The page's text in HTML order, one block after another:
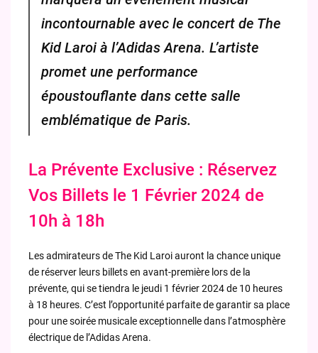
incontournable avec le concert de The
Kid Laroi à l’Adidas Arena. L’artiste
promet une performance
époustouflante dans cette salle
emblématique de Paris.
La Prévente Exclusive : Réservez
Vos Billets le 1 Février 2024 de
10h à 18h
Les admirateurs de The Kid Laroi auront la chance unique
de réserver leurs billets en avant-première lors de la
prévente, qui se tiendra le jeudi 1 février 2024 de 10 heures
à 18 heures. C’est l’opportunité parfaite de garantir sa place
pour une soirée musicale exceptionnelle dans l’atmosphère
électrique de l’Adidas Arena.